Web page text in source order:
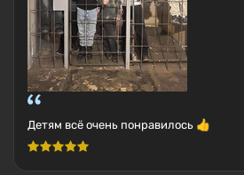
Детям всё очень понравилось 👍